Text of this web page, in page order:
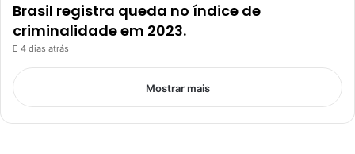
Brasil registra queda no índice de
criminalidade em 2023.
4 dias atrás
Mostrar mais